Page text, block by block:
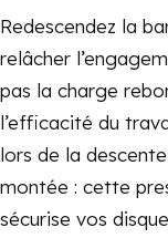
Redescendez la
relâcher
pas la charge
l’efficacité du
lors de la
montée : cette
sécurise vos